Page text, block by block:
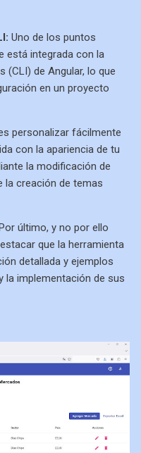
Uno de los puntos
está integrada con la
(CLI) de Angular, lo que
en un proyecto
personalizar fácilmente
con la apariencia de tu
la modificación de
la creación de temas
último, y no por ello
que la herramienta
detallada y ejemplos
la implementación de sus